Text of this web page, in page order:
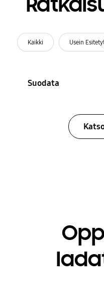
Kaikki Usein
Suodata